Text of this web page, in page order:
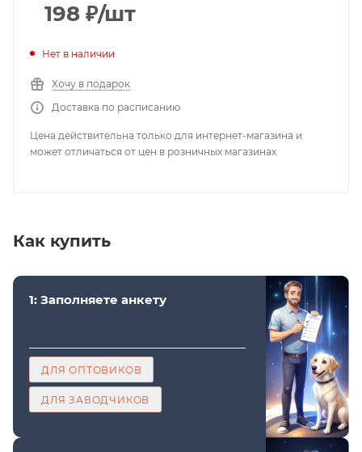
198 ₽/шт
Нет в наличии
Хочу в подарок
Доставка по расписанию
Цена действительна только для интернет-магазина и
может отличаться от цен в розничных магазинах
Как купить
1: Заполняете анкету
ДЛЯ ОПТОВИКОВ
ДЛЯ ЗАВОДЧИКОВ